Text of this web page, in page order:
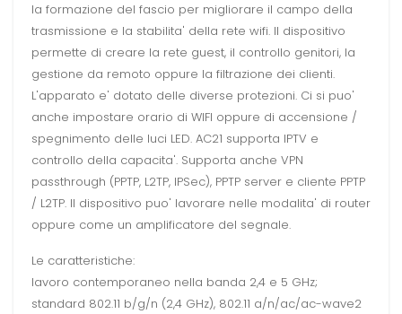
la formazione del fascio per migliorare il campo della
trasmissione e la stabilita' della rete wifi. Il dispositivo
permette di creare la rete guest, il controllo genitori, la
gestione da remoto oppure la filtrazione dei clienti.
L'apparato e' dotato delle diverse protezioni. Ci si puo'
anche impostare orario di WIFI oppure di accensione /
spegnimento delle luci LED. AC21 supporta IPTV e
controllo della capacita'. Supporta anche VPN
passthrough (PPTP, L2TP, IPSec), PPTP server e cliente PPTP
/ L2TP. Il dispositivo puo' lavorare nelle modalita' di router
oppure come un amplificatore del segnale.
Le caratteristiche:
lavoro contemporaneo nella banda 2,4 e 5 GHz;
standard 802.11 b/g/n (2,4 GHz), 802.11 a/n/ac/ac-wave2